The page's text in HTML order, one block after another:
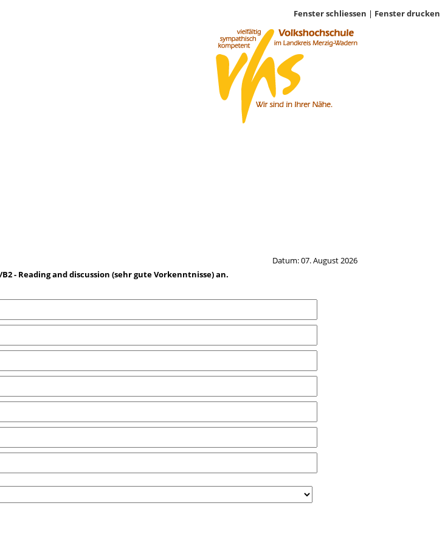
Fenster schliessen | Fenster drucken
Datum: 07. August 2026
- Reading and discussion (sehr gute Vorkenntnisse) an.